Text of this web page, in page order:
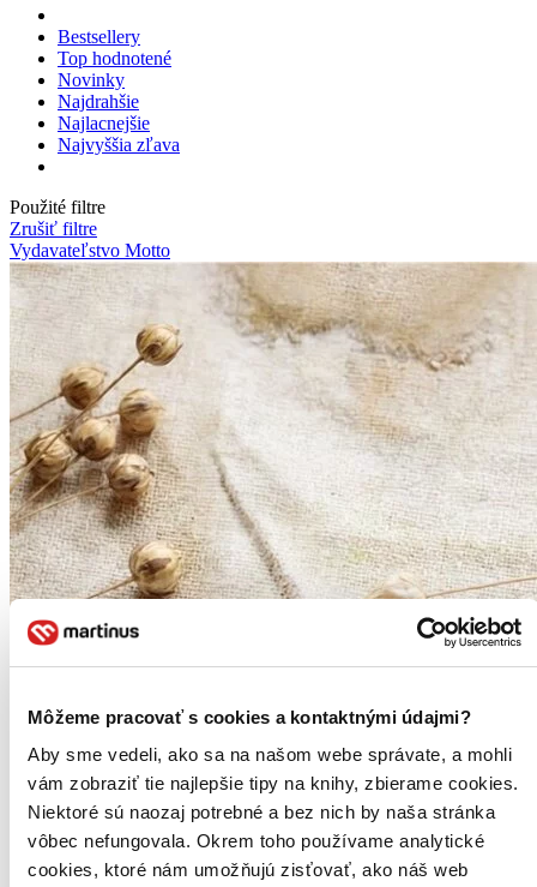
Môžeme pracovať s cookies a kontaktnými údajmi?
Aby sme vedeli, ako sa na našom webe správate, a mohli
vám zobraziť tie najlepšie tipy na knihy, zbierame cookies.
Niektoré sú naozaj potrebné a bez nich by naša stránka
vôbec nefungovala. Okrem toho používame analytické
cookies, ktoré nám umožňujú zisťovať, ako náš web
Bestsellery
Top hodnotené
Novinky
Najdrahšie
Najlacnejšie
Najvyššia zľava
Použité filtre
Zrušiť filtre
Vydavateľstvo Motto